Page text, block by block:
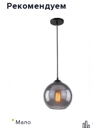
Рекомендуем
Мало